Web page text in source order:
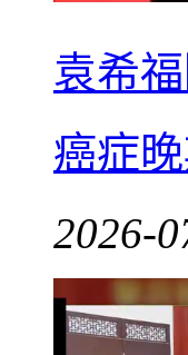
袁希
癌症
2026-